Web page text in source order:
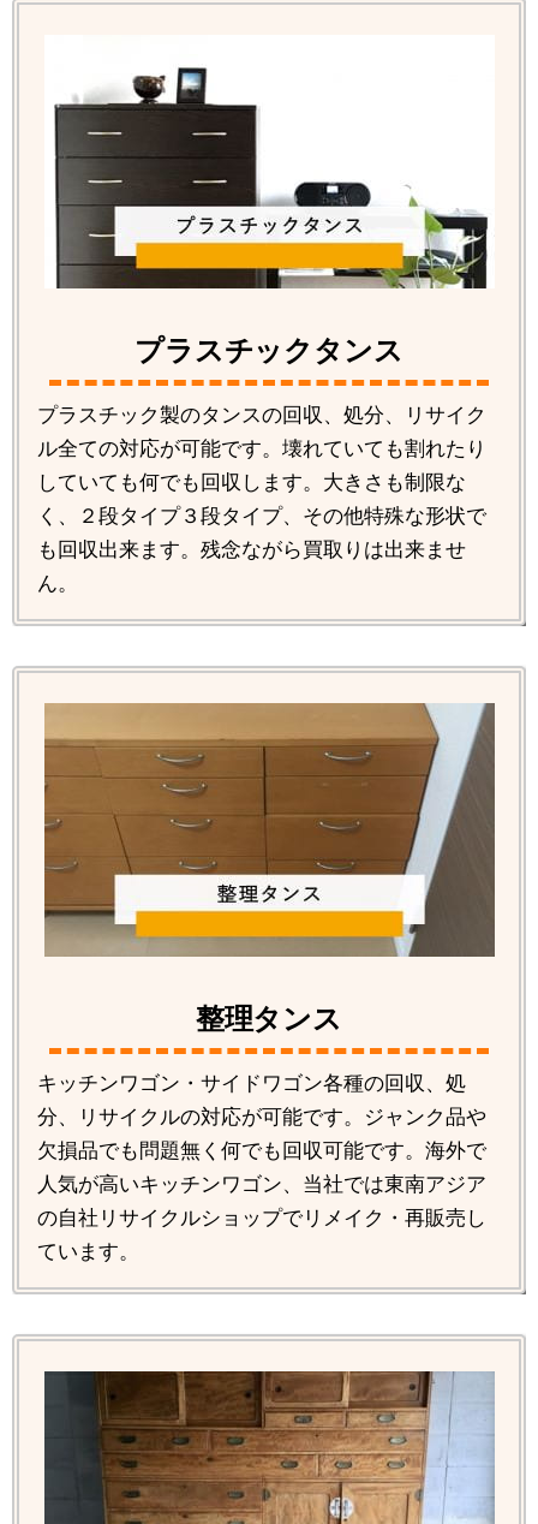
プラスチックタンス
プラスチック製のタンスの回収、処分、リサイク
ル全ての対応が可能です。壊れていても割れたり
していても何でも回収します。大きさも制限な
く、２段タイプ３段タイプ、その他特殊な形状で
も回収出来ます。残念ながら買取りは出来ませ
ん。
整理タンス
キッチンワゴン・サイドワゴン各種の回収、処
分、リサイクルの対応が可能です。ジャンク品や
欠損品でも問題無く何でも回収可能です。海外で
人気が高いキッチンワゴン、当社では東南アジア
の自社リサイクルショップでリメイク・再販売し
ています。